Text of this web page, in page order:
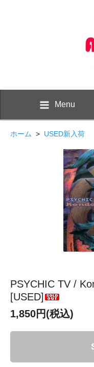
Menu
ホーム > USED新入荷
PSYCHIC TV /
[USED]
1,850円(税込)